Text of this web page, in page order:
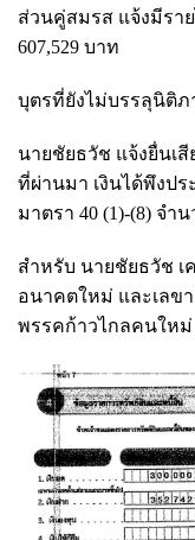
ส่วนคู่สมรส แจ้งมีรา
607,529 บาท
บุตรที่ยังไม่บรรลุนิติภ
นายชัยธวัช แจ้งยื่นเ
ที่ผ่านมา เงินได้พึงป
มาตรา 40 (1)-(8) จำ
สำหรับ นายชัยธวัช เ
อนาคตใหม่ และเลข
พรรคก้าวไกลคนให